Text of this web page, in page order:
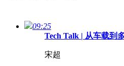
09:25
Tech Talk | 从车载到
宋超